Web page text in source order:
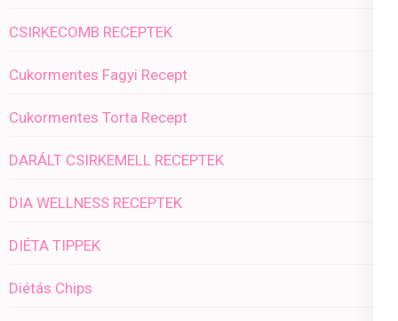
CSIRKECOMB RECEPTEK
Cukormentes Fagyi Recept
Cukormentes Torta Recept
DARÁLT CSIRKEMELL RECEPTEK
DIA WELLNESS RECEPTEK
DIÉTA TIPPEK
Diétás Chips